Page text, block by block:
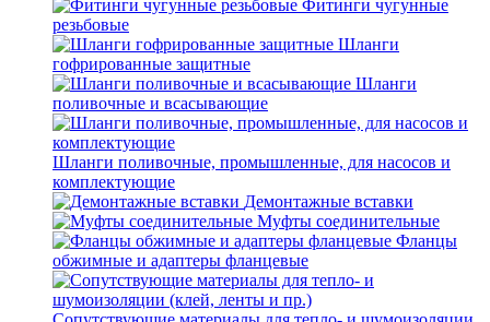
Фитинги чугунные
резьбовые
Шланги
гофрированные защитные
Шланги
поливочные и всасывающие
Шланги поливочные, промышленные, для насосов и
комплектующие
Демонтажные вставки
Муфты соединительные
Фланцы
обжимные и адаптеры фланцевые